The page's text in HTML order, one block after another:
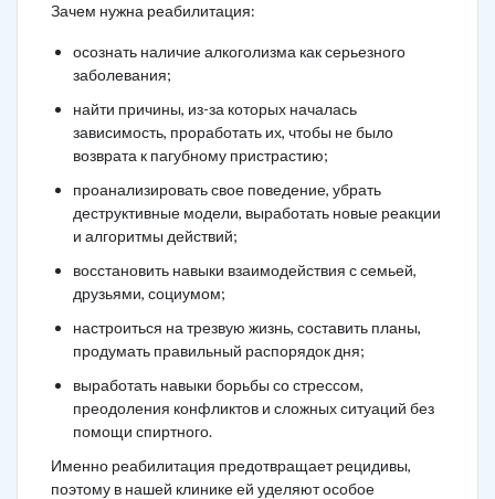
Зачем нужна реабилитация:
осознать наличие алкоголизма как серьезного
заболевания;
найти причины, из-за которых началась
зависимость, проработать их, чтобы не было
возврата к пагубному пристрастию;
проанализировать свое поведение, убрать
деструктивные модели, выработать новые реакции
и алгоритмы действий;
восстановить навыки взаимодействия с семьей,
друзьями, социумом;
настроиться на трезвую жизнь, составить планы,
продумать правильный распорядок дня;
выработать навыки борьбы со стрессом,
преодоления конфликтов и сложных ситуаций без
помощи спиртного.
Именно реабилитация предотвращает рецидивы,
поэтому в нашей клинике ей уделяют особое